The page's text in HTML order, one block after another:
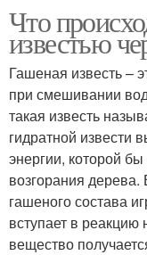
Что
известью
Гашеная известь –
при смешивании
такая известь
гидратной извести
энергии, которой
возгорания
гашеного состава
вступает в
вещество